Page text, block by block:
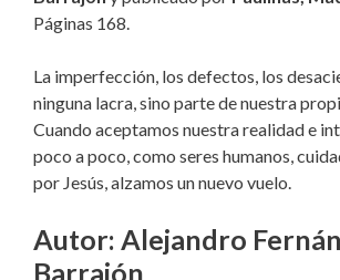
Páginas 168.
La imperfección, los defectos, los
ninguna lacra, sino parte de nuestra
Cuando aceptamos nuestra realidad e
poco a poco, como seres humanos,
por Jesús, alzamos un nuevo vuelo.
Autor: Alejandro
Barrajón